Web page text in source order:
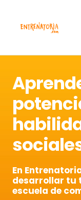
contenido
En
desarrollar tu
escuela de